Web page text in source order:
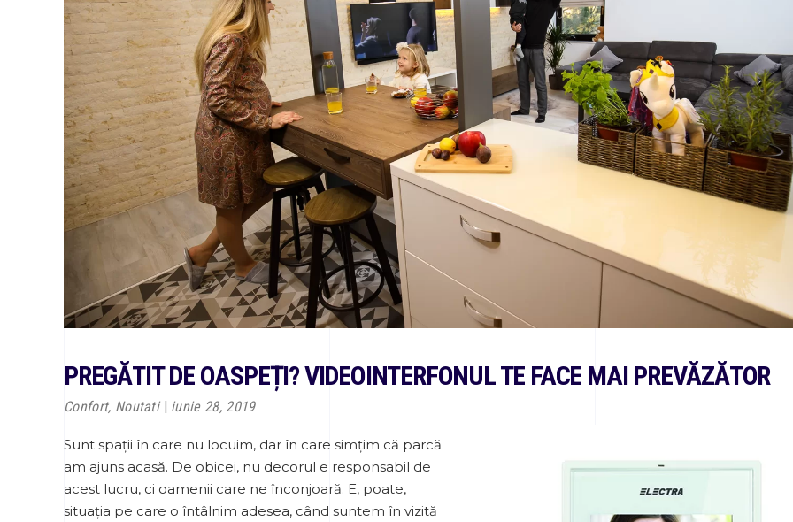
PREGĂTIT DE OASPEȚI? VIDEOINTERFONUL TE FACE MAI PREVĂZĂTOR
Confort, Noutati iunie 28, 2019
Sunt spații în care nu locuim, dar în care simțim că parcă
am ajuns acasă. De obicei, nu decorul e responsabil de
acest lucru, ci oamenii care ne înconjoară. E, poate,
situația pe care o întâlnim adesea, când suntem în vizită